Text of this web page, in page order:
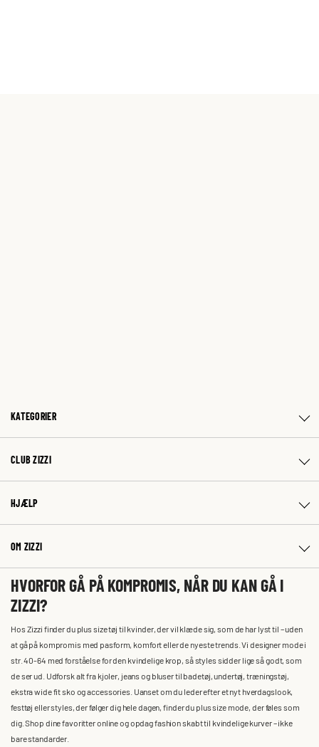
KATEGORIER
CLUB ZIZZI
HJÆLP
OM ZIZZI
HVORFOR GÅ PÅ KOMPROMIS, NÅR DU KAN GÅ I
ZIZZI?
Hos Zizzi finder du plus size tøj til kvinder, der vil klæde sig, som de har lyst til – uden
at gå på kompromis med pasform, komfort eller de nyeste trends. Vi designer mode i
str. 40-64 med forståelse for den kvindelige krop, så styles sidder lige så godt, som
de ser ud. Udforsk alt fra kjoler, jeans og bluser til badetøj, undertøj, træningstøj,
ekstra wide fit sko og accessories. Uanset om du leder efter et nyt hverdagslook,
festtøj eller styles, der følger dig hele dagen, finder du plus size mode, der føles som
dig. Shop dine favoritter online og opdag fashion skabt til kvindelige kurver – ikke
bare standarder.